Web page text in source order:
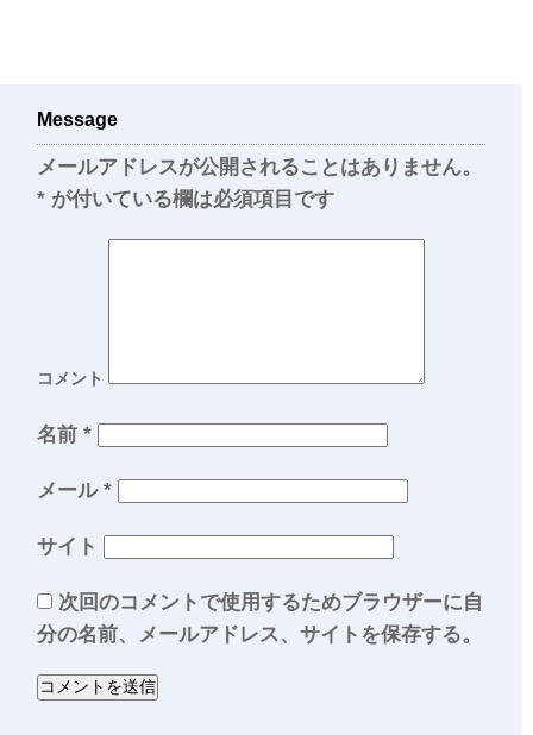
Message
メールアドレスが公開されることはありません。
* が付いている欄は必須項目です
コメント
名前 *
メール *
サイト
次回のコメントで使用するためブラウザーに自
分の名前、メールアドレス、サイトを保存する。